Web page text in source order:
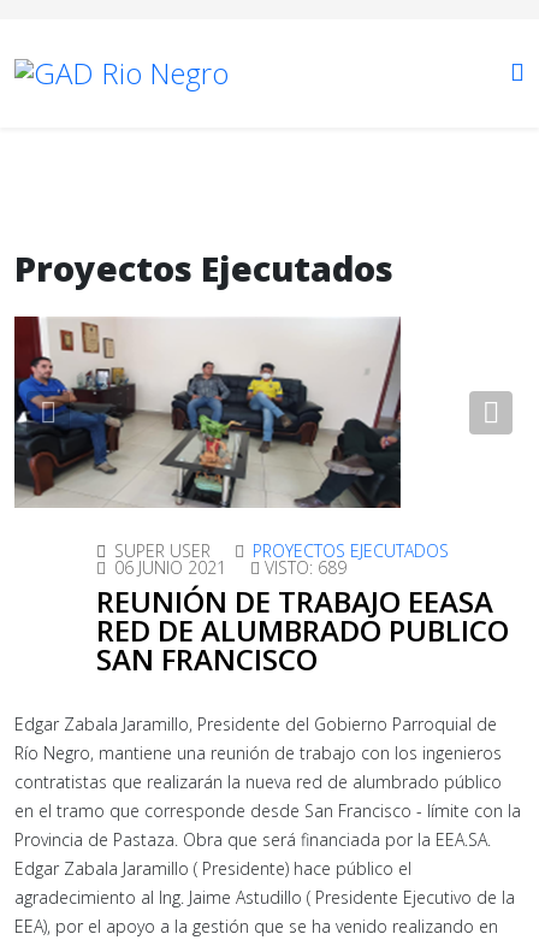
Proyectos Ejecutados
Previous
SUPER USER PROYECTOS EJECUTADOS
06 JUNIO 2021 VISTO: 689
REUNIÓN DE TRABAJO EEASA
RED DE ALUMBRADO PUBLICO
SAN FRANCISCO
Edgar Zabala Jaramillo, Presidente del Gobierno Parroquial de
Río Negro, mantiene una reunión de trabajo con los ingenieros
contratistas que realizarán la nueva red de alumbrado público
en el tramo que corresponde desde San Francisco - límite con la
Provincia de Pastaza. Obra que será financiada por la EEA.SA.
Edgar Zabala Jaramillo ( Presidente) hace público el
agradecimiento al Ing. Jaime Astudillo ( Presidente Ejecutivo de la
EEA), por el apoyo a la gestión que se ha venido realizando en